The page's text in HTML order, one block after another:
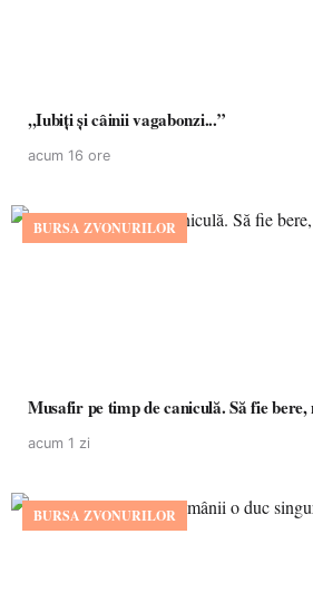
,,Iubiți și câinii vagabonzi...”
acum 16 ore
BURSA ZVONURILOR
Musafir pe timp de caniculă. Să fie
acum 1 zi
BURSA ZVONURILOR